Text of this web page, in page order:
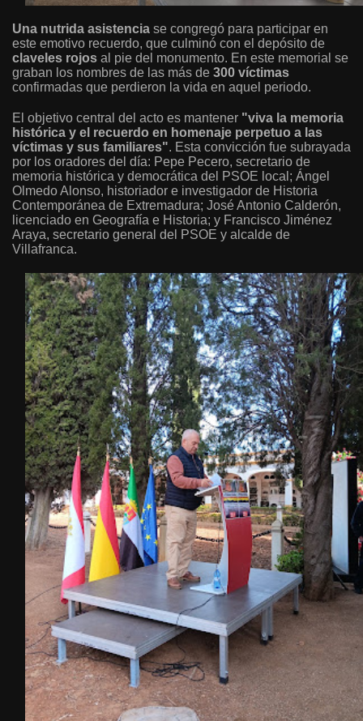
Una nutrida asistencia se congregó para participar en
este emotivo recuerdo, que culminó con el depósito de
claveles rojos al pie del monumento. En este memorial se
graban los nombres de las más de 300 víctimas
confirmadas que perdieron la vida en aquel periodo.
El objetivo central del acto es mantener "viva la memoria
histórica y el recuerdo en homenaje perpetuo a las
víctimas y sus familiares". Esta convicción fue subrayada
por los oradores del día: Pepe Pecero, secretario de
memoria histórica y democrática del PSOE local; Ángel
Olmedo Alonso, historiador e investigador de Historia
Contemporánea de Extremadura; José Antonio Calderón,
licenciado en Geografía e Historia; y Francisco Jiménez
Araya, secretario general del PSOE y alcalde de
Villafranca.